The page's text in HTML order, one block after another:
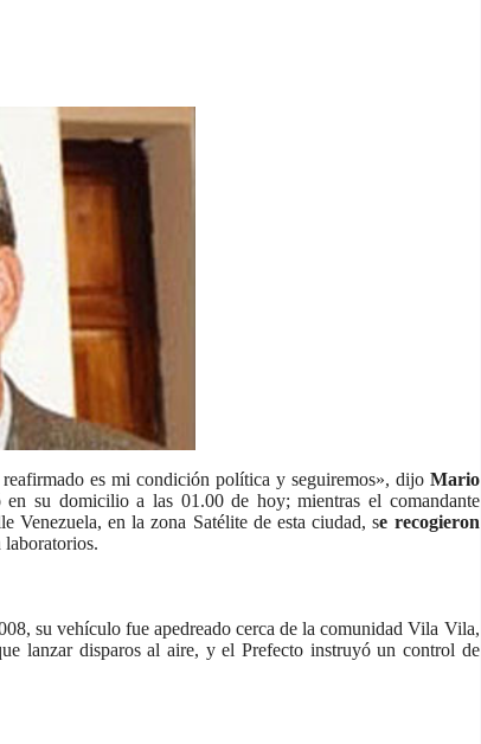
es mi condición política y seguiremos», dijo Mario
su domicilio a las 01.00 de hoy; mientras el comandante
Venezuela, en la zona Satélite de esta ciudad, se recogieron
laboratorios.
su vehículo fue apedreado cerca de la comunidad Vila Vila,
lanzar disparos al aire, y el Prefecto instruyó un control de